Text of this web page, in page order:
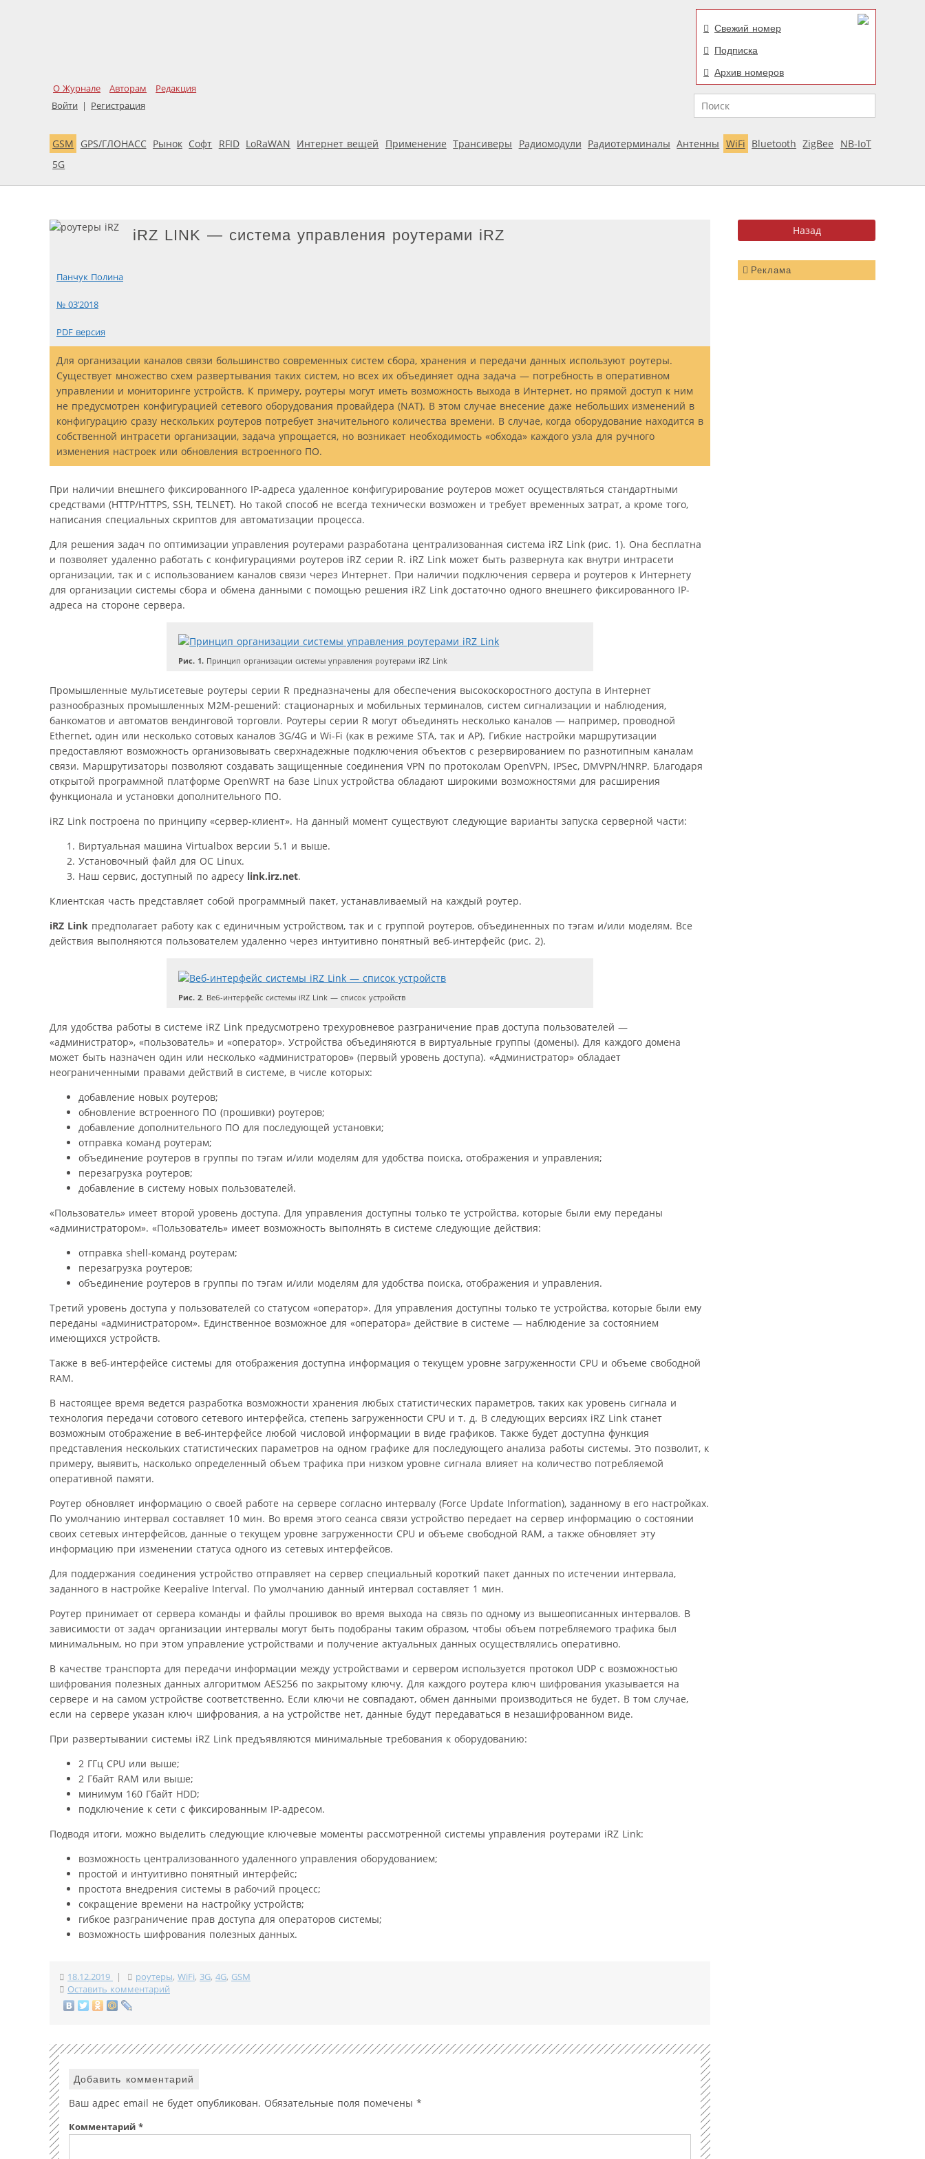
О Журнале Авторам
Редакция
Войти | Регистрация
Свежий номер
Подписка
Архив номеров
Поиск
GSM GPS/ГЛОНАСС Рынок Софт RFID LoRaWAN Интернет вещей Применение Трансиверы Радиомодули Радиотерминалы Антенны WiFi Bluetooth ZigBee
NB-IoT
5G
Реклама
iRZ LINK — система управления роутерами iRZ
Панчук Полина
№ 03’2018
PDF версия
Для организации каналов связи большинство современных систем сбора, хранения и передачи данных используют роутеры.
Существует множество схем развертывания таких систем, но всех их объединяет одна задача — потребность в оперативном
управлении и мониторинге устройств. К примеру, роутеры могут иметь возможность выхода в Интернет, но прямой доступ к ним
не предусмотрен конфигурацией сетевого оборудования провайдера (NAT). В этом случае внесение даже небольших изменений в
конфигурацию сразу нескольких роутеров потребует значительного количества времени. В случае, когда оборудование находится в
собственной интрасети организации, задача упрощается, но возникает необходимость «обхода» каждого узла для ручного
изменения настроек или обновления встроенного ПО.
При наличии внешнего фиксированного IP-адреса удаленное конфигурирование роутеров может осуществляться стандартными
средствами (HTTP/HTTPS, SSH, TELNET). Но такой способ не всегда технически возможен и требует временных затрат, а кроме того,
написания специальных скриптов для автоматизации процесса.
Для решения задач по оптимизации управления роутерами разработана централизованная система iRZ Link (рис. 1). Она бесплатна
и позволяет удаленно работать с конфигурациями роутеров iRZ серии R. iRZ Link может быть развернута как внутри интрасети
организации, так и с использованием каналов связи через Интернет. При наличии подключения сервера и роутеров к Интернету
для организации системы сбора и обмена данными с помощью решения iRZ Link достаточно одного внешнего фиксированного IP-
адреса на стороне сервера.
Рис. 1. Принцип организации системы управления роутерами iRZ Link
Промышленные мультисетевые роутеры серии R предназначены для обеспечения высокоскоростного доступа в Интернет
разнообразных промышленных M2M-решений: стационарных и мобильных терминалов, систем сигнализации и наблюдения,
банкоматов и автоматов вендинговой торговли. Роутеры серии R могут объединять несколько каналов — например, проводной
Ethernet, один или несколько сотовых каналов 3G/4G и Wi-Fi (как в режиме STA, так и AP). Гибкие настройки маршрутизации
предоставляют возможность организовывать сверхнадежные подключения объектов с резервированием по разнотипным каналам
связи. Маршрутизаторы позволяют создавать защищенные соединения VPN по протоколам OpenVPN, IPSec, DMVPN/HNRP. Благодаря
открытой программной платформе OpenWRT на базе Linux устройства обладают широкими возможностями для расширения
функционала и установки дополнительного ПО.
iRZ Link построена по принципу «сервер-клиент». На данный момент существуют следующие варианты запуска серверной части:
Виртуальная машина Virtualbox версии 5.1 и выше.
Установочный файл для ОС Linux.
Наш сервис, доступный по адресу link.irz.net.
Клиентская часть представляет собой программный пакет, устанавливаемый на каждый роутер.
iRZ Link предполагает работу как с единичным устройством, так и с группой роутеров, объединенных по тэгам и/или моделям. Все
действия выполняются пользователем удаленно через интуитивно понятный веб-интерфейс (рис. 2).
Рис. 2. Веб-интерфейс системы iRZ Link — список устройств
Для удобства работы в системе iRZ Link предусмотрено трехуровневое разграничение прав доступа пользователей —
«администратор», «пользователь» и «оператор». Устройства объединяются в виртуальные группы (домены). Для каждого домена
может быть назначен один или несколько «администраторов» (первый уровень доступа). «Администратор» обладает
неограниченными правами действий в системе, в числе которых:
добавление новых роутеров;
обновление встроенного ПО (прошивки) роутеров;
добавление дополнительного ПО для последующей установки;
отправка команд роутерам;
объединение роутеров в группы по тэгам и/или моделям для удобства поиска, отображения и управления;
перезагрузка роутеров;
добавление в систему новых пользователей.
«Пользователь» имеет второй уровень доступа. Для управления доступны только те устройства, которые были ему переданы
«администратором». «Пользователь» имеет возможность выполнять в системе следующие действия:
отправка shell-команд роутерам;
перезагрузка роутеров;
объединение роутеров в группы по тэгам и/или моделям для удобства поиска, отображения и управления.
Третий уровень доступа у пользователей со статусом «оператор». Для управления доступны только те устройства, которые были ему
переданы «администратором». Единственное возможное для «оператора» действие в системе — наблюдение за состоянием
имеющихся устройств.
Также в веб-интерфейсе системы для отображения доступна информация о текущем уровне загруженности CPU и объеме свободной
RAM.
В настоящее время ведется разработка возможности хранения любых статистических параметров, таких как уровень сигнала и
технология передачи сотового сетевого интерфейса, степень загруженности CPU и т. д. В следующих версиях iRZ Link станет
возможным отображение в веб-интерфейсе любой числовой информации в виде графиков. Также будет доступна функция
представления нескольких статистических параметров на одном графике для последующего анализа работы системы. Это позволит, к
примеру, выявить, насколько определенный объем трафика при низком уровне сигнала влияет на количество потребляемой
оперативной памяти.
Роутер обновляет информацию о своей работе на сервере согласно интервалу (Force Update Information), заданному в его настройках.
По умолчанию интервал составляет 10 мин. Во время этого сеанса связи устройство передает на сервер информацию о состоянии
своих сетевых интерфейсов, данные о текущем уровне загруженности CPU и объеме свободной RAM, а также обновляет эту
информацию при изменении статуса одного из сетевых интерфейсов.
Для поддержания соединения устройство отправляет на сервер специальный короткий пакет данных по истечении интервала,
заданного в настройке Keepalive Interval. По умолчанию данный интервал составляет 1 мин.
Роутер принимает от сервера команды и файлы прошивок во время выхода на связь по одному из вышеописанных интервалов. В
зависимости от задач организации интервалы могут быть подобраны таким образом, чтобы объем потребляемого трафика был
минимальным, но при этом управление устройствами и получение актуальных данных осуществлялись оперативно.
В качестве транспорта для передачи информации между устройствами и сервером используется протокол UDP с возможностью
шифрования полезных данных алгоритмом AES256 по закрытому ключу. Для каждого роутера ключ шифрования указывается на
сервере и на самом устройстве соответственно. Если ключи не совпадают, обмен данными производиться не будет. В том случае,
если на сервере указан ключ шифрования, а на устройстве нет, данные будут передаваться в незашифрованном виде.
При развертывании системы iRZ Link предъявляются минимальные требования к оборудованию:
2 ГГц CPU или выше;
2 Гбайт RAM или выше;
минимум 160 Гбайт HDD;
подключение к сети с фиксированным IP-адресом.
Подводя итоги, можно выделить следующие ключевые моменты рассмотренной системы управления роутерами iRZ Link:
возможность централизованного удаленного управления оборудованием;
простой и интуитивно понятный интерфейс;
простота внедрения системы в рабочий процесс;
сокращение времени на настройку устройств;
гибкое разграничение прав доступа для операторов системы;
возможность шифрования полезных данных.
18.12.2019 | роутеры, WiFi, 3G, 4G, GSM
Оставить комментарий
Добавить комментарий
Ваш адрес email не будет опубликован. Обязательные поля помечены *
Комментарий *